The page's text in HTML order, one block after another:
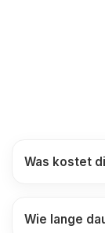
Was kostet
Wie lange